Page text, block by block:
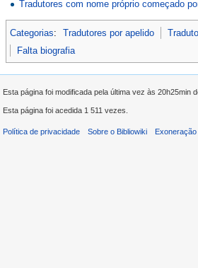
Tradutores com nome próprio começado
Categorias: Tradutores por apelido
Falta biografia
Esta página foi modificada pela última vez às 20h25min
Esta página foi acedida 1 511 vezes.
Política de privacidade Sobre o Bibliowiki